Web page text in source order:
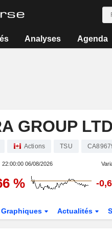
Analyses Agenda
GROUP
Actions TSU
22:00:00 06/08/2026
% -
Graphiques Actualités